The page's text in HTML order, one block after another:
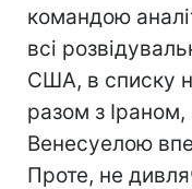
командою
всі
США, в списку
разом з Іраном,
Венесуелою
Проте, не